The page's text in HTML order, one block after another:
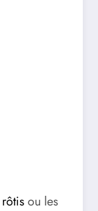
rôtisou les